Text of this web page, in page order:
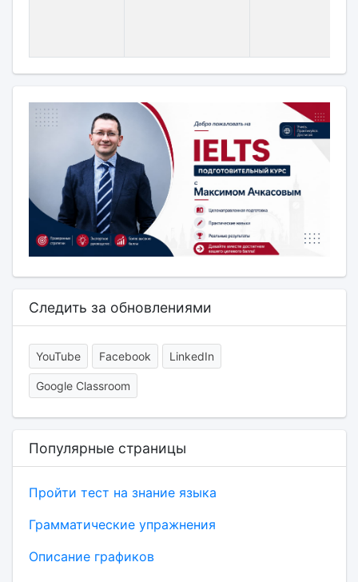
Следить за обновлениями
YouTube Facebook LinkedIn
Google Classroom
Популярные страницы
Пройти тест на знание языка
Грамматические упражнения
Описание графиков